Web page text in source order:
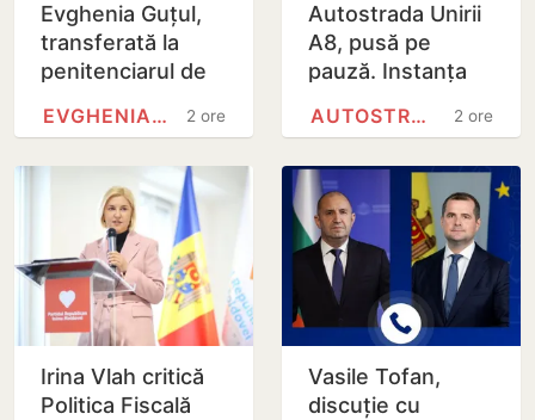
Evghenia Guțul,
transferată la
penitenciarul de
2 ore
EVGHENIA GUȚUL
Autostrada Unirii
A8, pusă pe
pauză. Instanța
suspendat
2 ore
AUTOSTRADA A8 (ROMÂNIA)
Irina Vlah critică
Politica Fiscală
Vasile Tofan,
discuție cu